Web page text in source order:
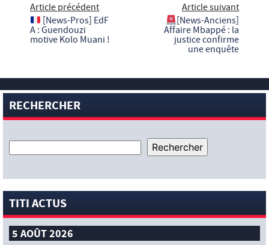
Article précédent
[News-Pros] EdF
A : Guendouzi
motive Kolo Muani !
Article suivant
[News-Anciens]
Affaire Mbappé : la
justice confirme
une enquête
RECHERCHER
TITI ACTUS
5 AOÛT 2026